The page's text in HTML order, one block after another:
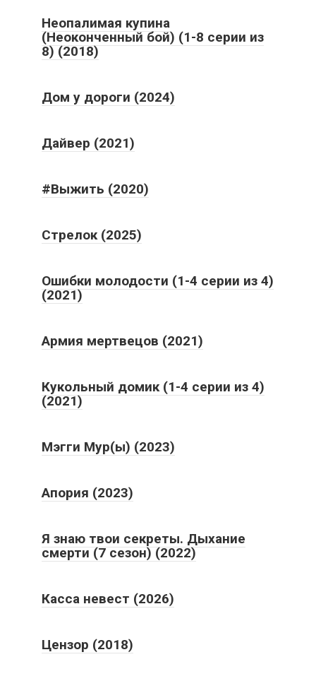
Неопалимая купина
(Неоконченный бой) (1-8 серии из
8) (2018)
Дом у дороги (2024)
Дайвер (2021)
#Выжить (2020)
Стрелок (2025)
Ошибки молодости (1-4 серии из 4)
(2021)
Армия мертвецов (2021)
Кукольный домик (1-4 серии из 4)
(2021)
Мэгги Мур(ы) (2023)
Апория (2023)
Я знаю твои секреты. Дыхание
смерти (7 сезон) (2022)
Касса невест (2026)
Цензор (2018)